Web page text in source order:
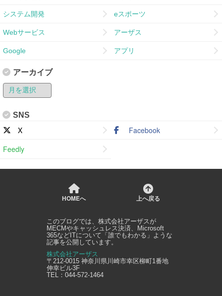
システム開発 eスポーツ
Webサービス アーザス
Google アプリ
アーカイブ
SNS
X
Facebook
Feedly
HOMEへ 上へ戻る
このブログでは、 株式会社アーザス が
MECMやキャッシュレス決済、Microsoft
365などITについて「誰でもわかる」ような
記事を公開しています。
株式会社アーザス
〒212-0015 神奈川県 川崎市幸区柳町1番地
伸幸ビル3F
TEL： 044-572-1464